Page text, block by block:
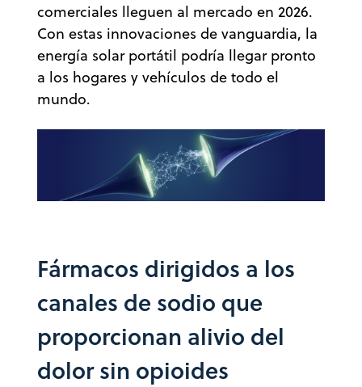
comerciales lleguen al mercado en 2026.
Con estas innovaciones de vanguardia, la
energía solar portátil podría llegar pronto
a los hogares y vehículos de todo el
mundo.
Fármacos dirigidos a los
canales de sodio que
proporcionan alivio del
dolor sin opioides